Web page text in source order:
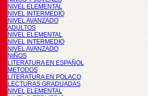
NIVEL ELEMENTAL
NIVEL INTERMEDIO
NIVEL AVANZADO
ADULTOS
NIVEL ELEMENTAL
NIVEL INTERMEDIO
NIVEL AVANZADO
NIÑOS
LITERATURA EN ESPAÑOL
METODOS
LITERATURA EN POLACO
LECTURAS GRADUADAS
NIVEL ELEMENTAL